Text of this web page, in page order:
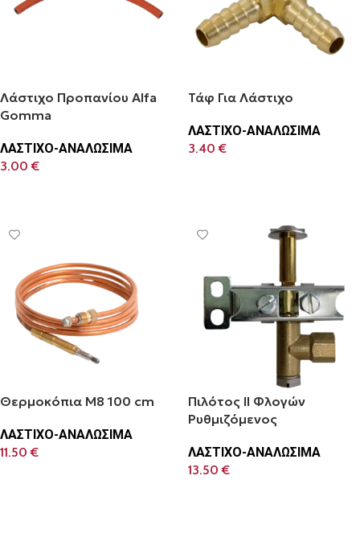
Λάστιχο Προπανίου Alfa
Gomma
ΛΑΣΤΙΧΟ-ΑΝΑΛΩΣΙΜΑ
3.00€
Τάφ Για Λάστιχο
ΛΑΣΤΙΧΟ-ΑΝΑΛΩΣΙΜΑ
3.40€
Θερμοκόπια Μ8 100 cm
ΛΑΣΤΙΧΟ-ΑΝΑΛΩΣΙΜΑ
11.50€
Πιλότος ΙΙ Φλογών
Ρυθμιζόμενος
ΛΑΣΤΙΧΟ-ΑΝΑΛΩΣΙΜΑ
13.50€